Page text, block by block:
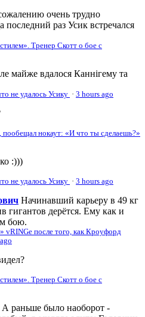
очень трудно
последний раз Усик встречался
Тренер Скотт о бое с
майже вдалося Каннігему та
не удалось Усику · 3 hours ago
нокаут: «И что ты сделаешь?»
:)))
не удалось Усику · 3 hours ago
Начинавший карьеру в 49 кг
гигантов дерётся. Ему как и
бою.
vRINGe после того, как Кроуфорд
Тренер Скотт о бое с
раньше было наоборот -